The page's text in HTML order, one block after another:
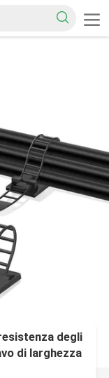
degli
di larghezza